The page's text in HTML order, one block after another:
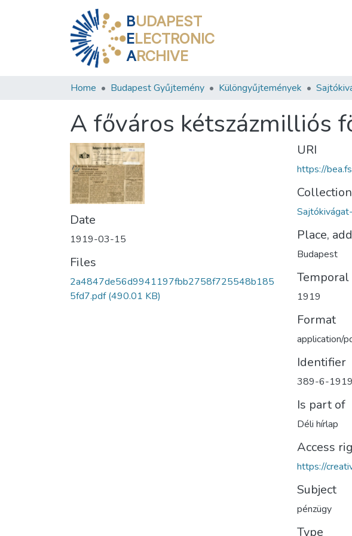
BUDAPEST
ELECTRONIC
ARCHIVE
Home Budapest Gyűjtemény Különgyűjtemények
A főváros kétszázmilliós
Date
1919-03-15
Files
2a4847de56d9941197fbb2758f725548b185
5fd7.pdf(490.01 KB)
URI
https://
Place,
Budapest
Temporal
1919
Format
application/
Identifier
389-6-
Is part of
Déli hírlap
Access
https://
Subject
pénzügy
Type